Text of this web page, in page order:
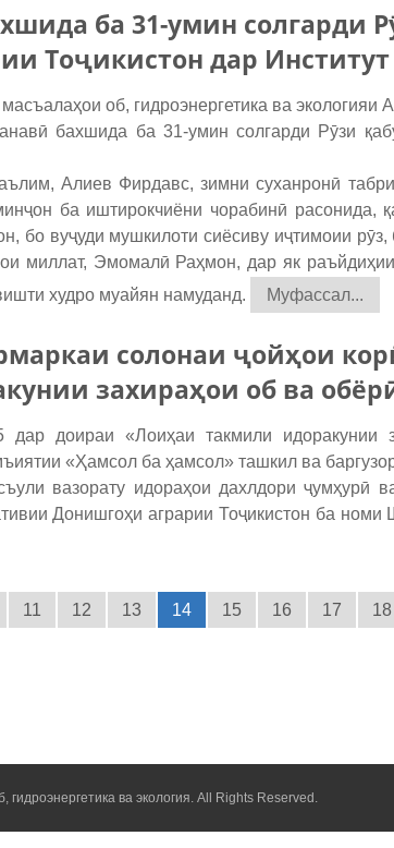
ба 31-умин солгарди
Тоҷикистон дар Институт
об, гидроэнергетика ва
бахшида ба 31-умин солгарди Рӯзи
Алиев Фирдавс, зимни суханронӣ
ба иштирокчиёни чорабинӣ расонида,
бо вуҷуди мушкилоти сиёсиву иҷтимоии
миллат, Эмомалӣ Раҳмон, дар як раъйдиҳии
худро муайян намуданд.
Муфассал...
солонаи ҷойҳои
захираҳои об ва
доираи «Лоиҳаи такмили идоракунии
«Ҳамсол ба ҳамсол» ташкил ва
вазорату идораҳои дахлдори ҷумҳурӣ
Донишгоҳи аграрии Тоҷикистон ба номи
11 12 13 14 15 16 17 18
ва экология. All Rights Reserved.